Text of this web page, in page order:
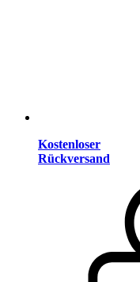
Kostenloser
Rückversand